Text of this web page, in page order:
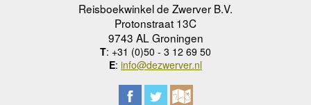
Reisboekwinkel de Zwerver B.V.
Protonstraat 13C
9743 AL Groningen
T: +31 (0)50 - 3 12 69 50
E: info@dezwerver.nl